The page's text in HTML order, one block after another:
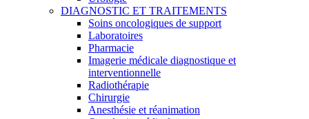
DIAGNOSTIC ET TRAITEMENTS
Soins oncologiques de support
Laboratoires
Pharmacie
Imagerie médicale diagnostique et
interventionnelle
Radiothérapie
Chirurgie
Anesthésie et réanimation